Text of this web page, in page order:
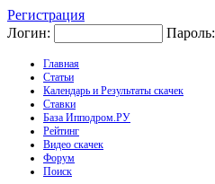
Регистрация
Логин:
Пароль:
Главная
Статьи
Календарь и Результаты скачек
Ставки
База Ипподром.РУ
Рейтинг
Видео скачек
Форум
Поиск